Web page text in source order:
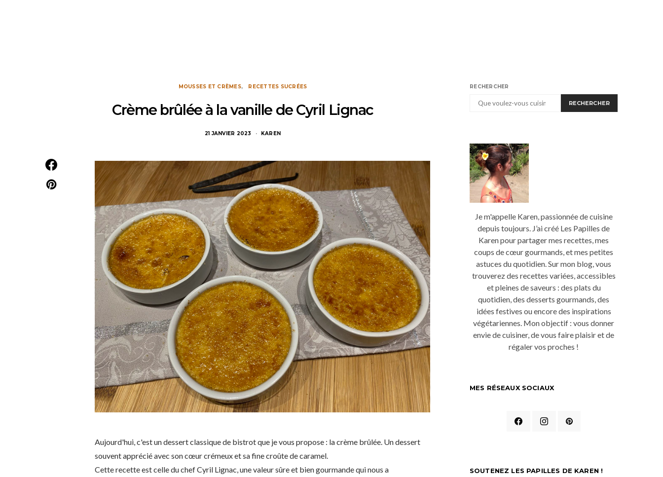
MOUSSES ET CRÈMES RECETTES SUCRÉES
Crème brûlée à la vanille de Cyril Lignac
21 JANVIER 2023 KAREN
Aujourd'hui, c'est un dessert classique de bistrot que je vous propose : la crème brûlée. Un dessert
souvent apprécié avec son cœur crémeux et sa fine croûte de caramel.
Cette recette est celle du chef Cyril Lignac, une valeur sûre et bien gourmande qui nous a
RECHERCHER
RECHERCHER
Je m'appelle Karen, passionnée de cuisine
depuis toujours. J’ai créé Les Papilles de
Karen pour partager mes recettes, mes
coups de cœur gourmands, et mes petites
astuces du quotidien. Sur mon blog, vous
trouverez des recettes variées, accessibles
et pleines de saveurs : des plats du
quotidien, des desserts gourmands, des
idées festives ou encore des inspirations
végétariennes. Mon objectif : vous donner
envie de cuisiner, de vous faire plaisir et de
régaler vos proches !
MES RÉSEAUX SOCIAUX
SOUTENEZ LES PAPILLES DE KAREN !